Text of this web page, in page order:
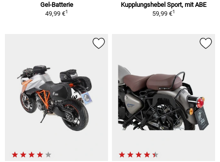
Gel-Batterie
49,99 €1
Kupplungshebel Sport, mit ABE
59,99 €1